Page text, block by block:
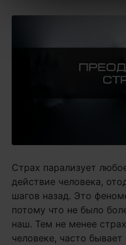
Страх парализует
действие человека,
шагов назад. Это
потому что не было
наш. Тем не менее
человеке, часто